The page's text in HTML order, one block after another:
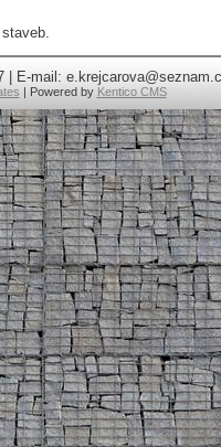
| E-mail:
| Powered by Kentico CMS